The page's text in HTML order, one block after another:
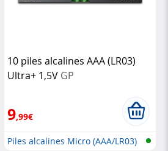
10 piles alcalines AAA (LR03)
Ultra+ 1,5V GP
9,99€
Piles alcalines Micro (AAA/LR03)